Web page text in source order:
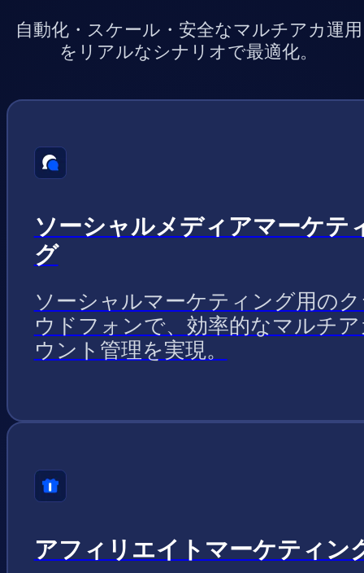
自動化・スケール・安全なマルチアカ運用
をリアルなシナリオで最適化。
ソーシャルメディアマーケテ
グ
ソーシャルマーケティング用の
ウドフォンで、効率的なマルチ
ウント管理を実現。
アフィリエイトマーケティン